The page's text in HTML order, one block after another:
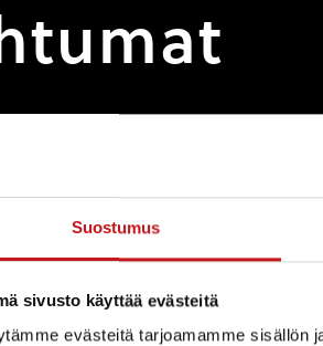
Suostumus
sivusto käyttää evästeitä
evästeitä tarjoamamme sisällön